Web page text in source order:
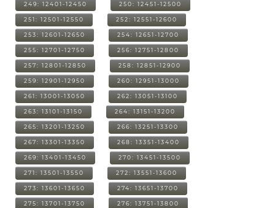
249: 12401-12450 250: 12451-12500
251: 12501-12550 252: 12551-12600
253: 12601-12650 254: 12651-12700
255: 12701-12750 256: 12751-12800
257: 12801-12850 258: 12851-12900
259: 12901-12950 260: 12951-13000
261: 13001-13050 262: 13051-13100
263: 13101-13150 264: 13151-13200
265: 13201-13250 266: 13251-13300
267: 13301-13350 268: 13351-13400
269: 13401-13450 270: 13451-13500
271: 13501-13550 272: 13551-13600
273: 13601-13650 274: 13651-13700
275: 13701-13750 276: 13751-13800